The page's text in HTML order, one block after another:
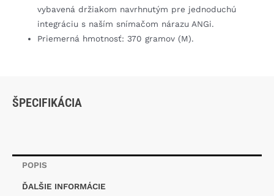
vybavená držiakom navrhnutým pre jednoduchú
integráciu s naším snímačom nárazu ANGi.
Priemerná hmotnosť: 370 gramov (M).
ŠPECIFIKÁCIA
POPIS
ĎALŠIE INFORMÁCIE